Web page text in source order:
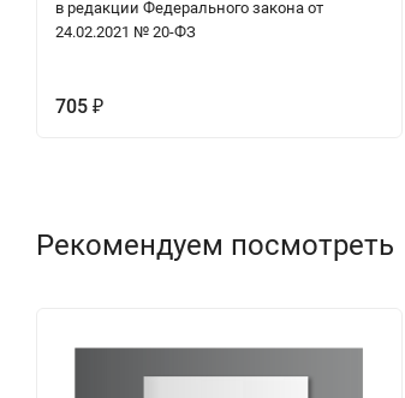
в редакции Федерального закона от
24.02.2021 № 20-ФЗ
705 ₽
Рекомендуем посмотреть